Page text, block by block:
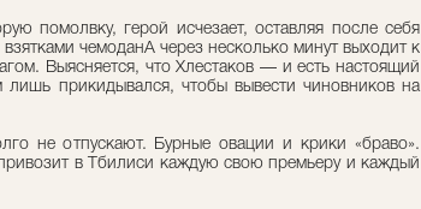
помолвку, герой исчезает, оставляя после себя
чемоданА через несколько минут выходит к
Выясняется, что Хлестаков — и есть настоящий
лишь прикидывался, чтобы вывести чиновников на
не отпускают. Бурные овации и крики «браво».
в Тбилиси каждую свою премьеру и каждый